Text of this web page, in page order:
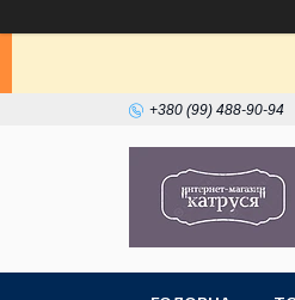
+380 (99) 488-90-94